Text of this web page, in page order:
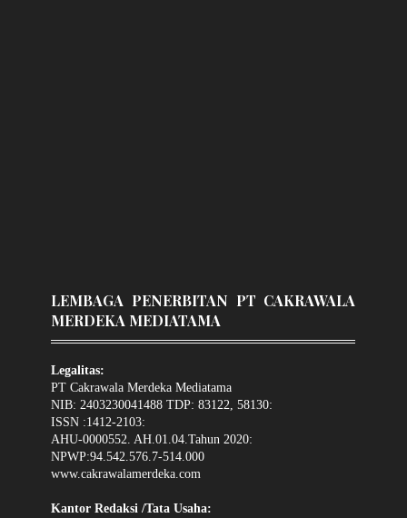
LEMBAGA PENERBITAN PT CAKRAWALA
MERDEKA MEDIATAMA
Legalitas:
PT Cakrawala Merdeka Mediatama
NIB: 2403230041488 TDP: 83122, 58130:
ISSN :1412-2103:
AHU-0000552. AH.01.04.Tahun 2020:
NPWP:94.542.576.7-514.000
www.cakrawalamerdeka.com
Kantor Redaksi /Tata Usaha: